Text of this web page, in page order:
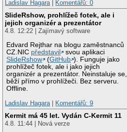
Ladislav Hagara | Komentářů: 0
SlideRshow, prohlížeč fotek, ale i
jejich organizér a prezentátor
4.8. 12:22 | Zajímavý software
Edvard Rejthar na blogu zaměstnanců
CZ.NIC představil
svou aplikaci
SlideRshow
(GitHub ). Funguje jako
prohlížeč fotek, ale i jako jejich
organizér a prezentátor. Neinstaluje se,
běží přímo v prohlížeči. Bez serveru.
Offline.
Ladislav Hagara | Komentářů: 9
Kermit má 45 let. Vydán C-Kermit 11
4.8. 11:44 | Nová verze